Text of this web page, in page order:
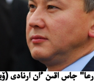
جاس اقىن ءان ارنادى